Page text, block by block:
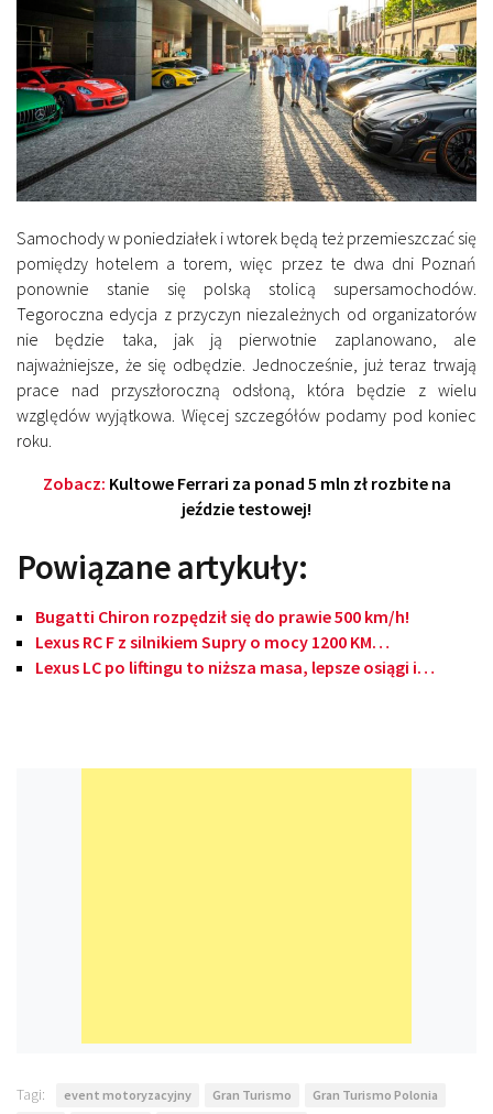
Samochody w poniedziałek i wtorek będą też przemieszczać się
pomiędzy hotelem a torem, więc przez te dwa dni Poznań
ponownie stanie się polską stolicą supersamochodów.
Tegoroczna edycja z przyczyn niezależnych od organizatorów
nie będzie taka, jak ją pierwotnie zaplanowano, ale
najważniejsze, że się odbędzie. Jednocześnie, już teraz trwają
prace nad przyszłoroczną odsłoną, która będzie z wielu
względów wyjątkowa. Więcej szczegółów podamy pod koniec
roku.
Zobacz: Kultowe Ferrari za ponad 5 mln zł rozbite na
jeździe testowej!
Powiązane artykuły:
Bugatti Chiron rozpędził się do prawie 500 km/h!
Lexus RC F z silnikiem Supry o mocy 1200 KM…
Lexus LC po liftingu to niższa masa, lepsze osiągi i…
Tagi: event motoryzacyjny Gran Turismo
Gran Turismo Polonia